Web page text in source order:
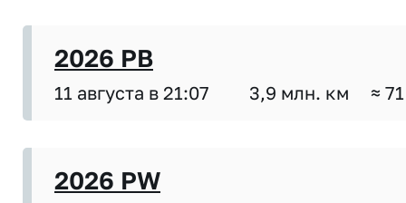
2026 PB
11 августа в 21:07 3,9 млн. км ≈
2026 PW